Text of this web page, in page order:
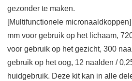
gezonder te maken.
[Multifunctionele
mm voor gebruik op het lichaam,
voor gebruik op het gezicht, 300
gebruik op het oog, 12 naalden /
huidgebruik. Deze kit kan in alle